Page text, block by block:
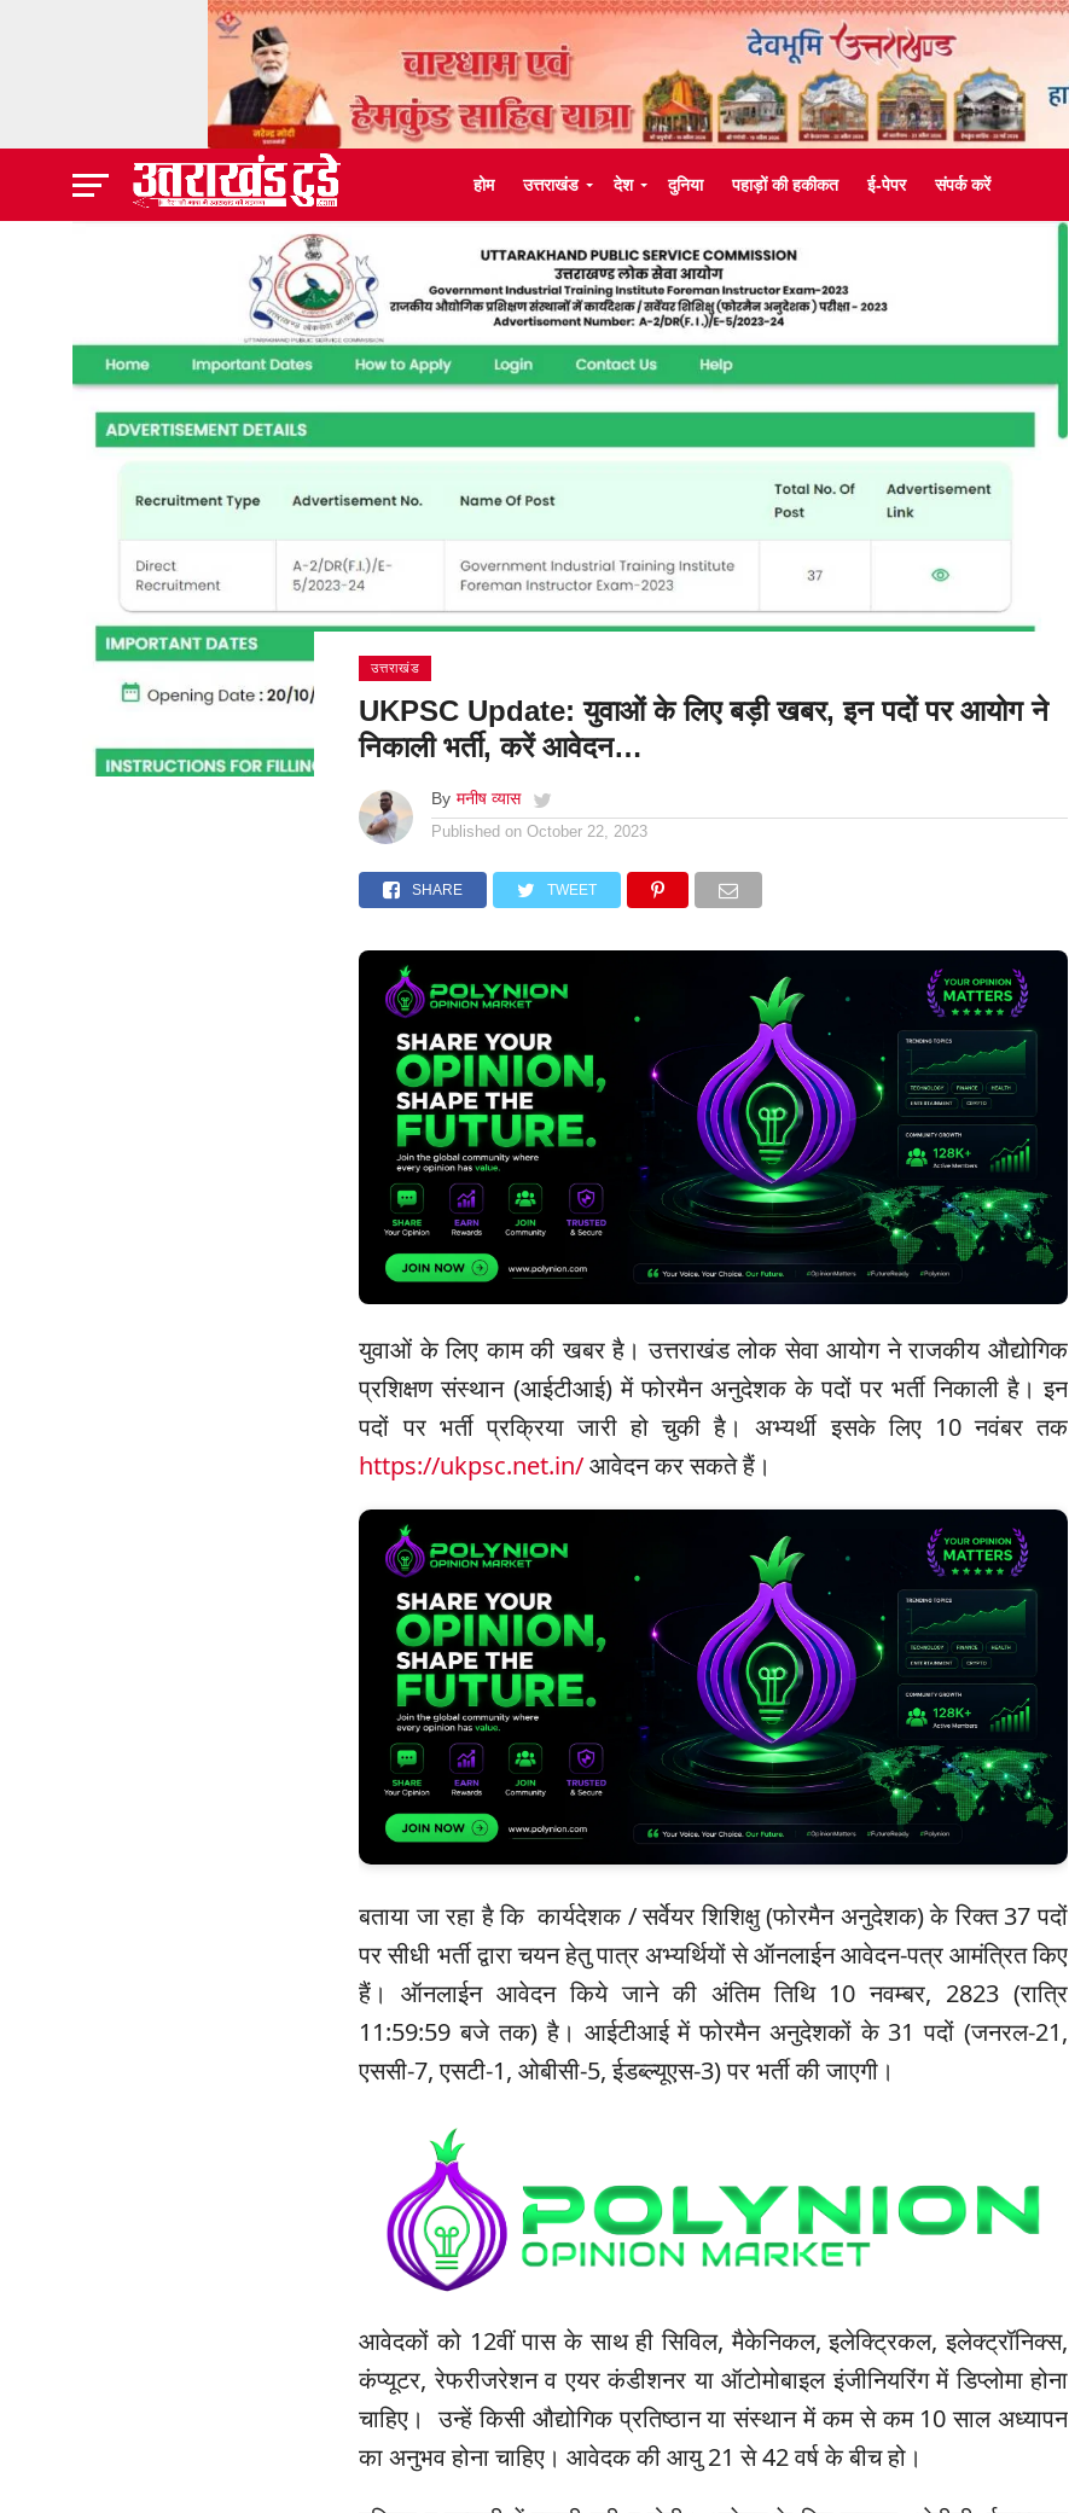
होम उत्तराखंड देश दुनिया पहाड़ों की हकीकत ई-पेपर संपर्क करें
उत्तराखंड
UKPSC Update: युवाओं के लिए बड़ी खबर, इन पदों पर आयोग ने
निकाली भर्ती, करें आवेदन…
By मनीष व्यास
Published on October 22, 2023
SHARE TWEET
युवाओं के लिए काम की खबर है। उत्तराखंड लोक सेवा आयोग ने राजकीय औद्योगिक
प्रशिक्षण संस्थान (आईटीआई) में फोरमैन अनुदेशक के पदों पर भर्ती निकाली है। इन
पदों पर भर्ती प्रक्रिया जारी हो चुकी है। अभ्यर्थी इसके लिए 10 नवंबर तक
https://ukpsc.net.in/आवेदन कर सकते हैं।
बताया जा रहा है कि कार्यदेशक / सर्वेयर शिशिक्षु (फोरमैन अनुदेशक) के रिक्त 37 पदों
पर सीधी भर्ती द्वारा चयन हेतु पात्र अभ्यर्थियों से ऑनलाईन आवेदन-पत्र आमंत्रित किए
हैं। ऑनलाईन आवेदन किये जाने की अंतिम तिथि 10 नवम्बर, 2823 (रात्रि
11:59:59 बजे तक) है। आईटीआई में फोरमैन अनुदेशकों के 31 पदों (जनरल-21,
एससी-7, एसटी-1, ओबीसी-5, ईडब्ल्यूएस-3) पर भर्ती की जाएगी।
आवेदकों को 12वीं पास के साथ ही सिविल, मैकेनिकल, इलेक्ट्रिकल, इलेक्ट्रॉनिक्स,
कंप्यूटर, रेफरीजरेशन व एयर कंडीशनर या ऑटोमोबाइल इंजीनियरिंग में डिप्लोमा होना
चाहिए। उन्हें किसी औद्योगिक प्रतिष्ठान या संस्थान में कम से कम 10 साल अध्यापन
का अनुभव होना चाहिए। आवेदक की आयु 21 से 42 वर्ष के बीच हो।